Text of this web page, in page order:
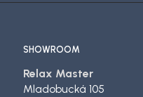
SHOWROOM
Relax Master
Mladobucká 105